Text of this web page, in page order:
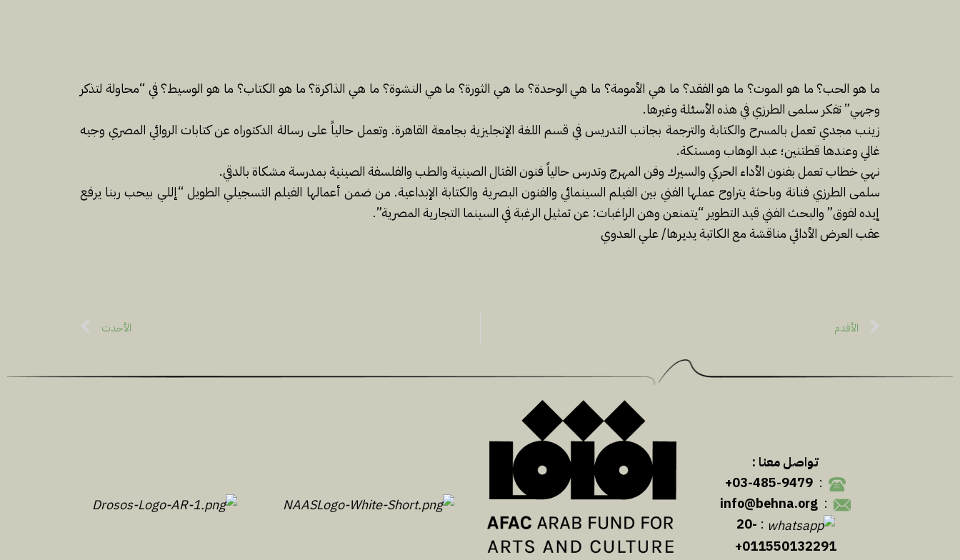
ما هو الحب؟ ما هو الموت؟ ما هو الفقد؟ ما هي الأمومة؟ ما هي الوحدة؟ ما هي الثورة؟ ما هي النشوة؟ ما هي الذاكرة؟ ما هو الكتاب؟ ما هو الوسيط؟ في “محاولة لتذكر
وجهي” تفكر سلمى الطرزي في هذه الأسئلة وغيرها.
زينب مجدي تعمل بالمسرح والكتابة والترجمة بجانب التدريس في قسم اللغة الإنجليزية بجامعة القاهرة. وتعمل حالياً على رسالة الدكتوراه عن كتابات الروائي المصري وجيه
غالي وعندها قطتنين؛ عبد الوهاب ومستكة.
نهي خطاب تعمل بفنون الأداء الحركي والسيرك وفن المهرج وتدرس حالياً فنون القتال الصينية والطب والفلسفة الصينية بمدرسة مشكاة بالدقي.
سلمى الطرزي فنانة وباحثة يتراوح عملها الفني بين الفيلم السينمائي والفنون البصرية والكتابة الإبداعية. من ضمن أعمالها الفيلم التسجيلي الطويل “إللي بيحب ربنا يرفع
إيده لفوق” والبحث الفني قيد التطوير “يتمنعن وهن الراغبات: عن تمثيل الرغبة في السينما التجارية المصرية”.
عقب العرض الأدائي مناقشة مع الكاتبة يديرها/ علي العدوي
الأقدم الأحدث
تواصل معنا :
:
03-485-9479+
:
info@behna.org
:
20-
011550132291+